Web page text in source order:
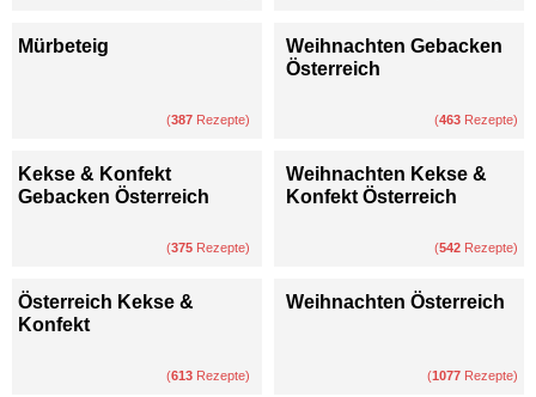
Mürbeteig
(387 Rezepte)
Weihnachten Gebacken
Österreich
(463 Rezepte)
Kekse & Konfekt
Gebacken Österreich
(375 Rezepte)
Weihnachten Kekse &
Konfekt Österreich
(542 Rezepte)
Österreich Kekse &
Konfekt
(613 Rezepte)
Weihnachten Österreich
(1077 Rezepte)